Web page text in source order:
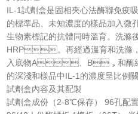
IL-1試劑盒是固相夾心法酶聯免疫
的標準品、未知濃度的樣品加入微
生物素標記的抗體同時溫育。洗滌
HRP。再經過溫育和洗滌，
入底物A、B，和酶結合
的深淺和樣品中IL-1的濃度呈比例關係
試劑盒內容及其配製
試劑盒成份（2-8℃保存） 96孔配